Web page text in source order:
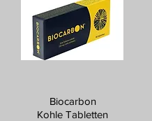
Biocarbon
Kohle Tabletten